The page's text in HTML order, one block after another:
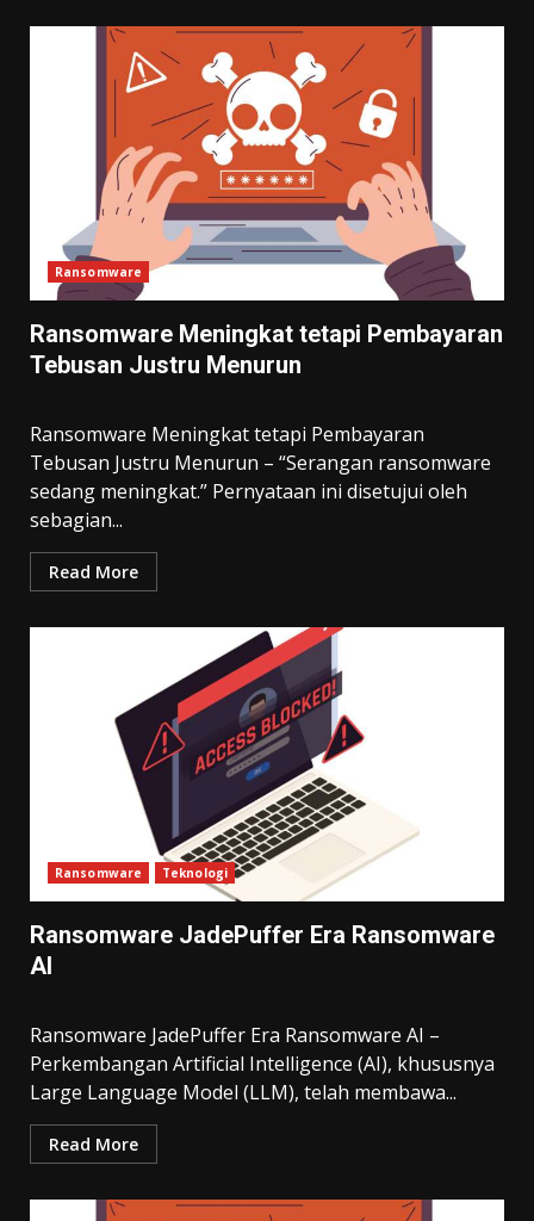
Ransomware
Ransomware Meningkat tetapi Pembayaran
Tebusan Justru Menurun
Ransomware Meningkat tetapi Pembayaran
Tebusan Justru Menurun – “Serangan ransomware
sedang meningkat.” Pernyataan ini disetujui oleh
sebagian...
Read More
Ransomware Teknologi
Ransomware JadePuffer Era Ransomware
AI
Ransomware JadePuffer Era Ransomware AI –
Perkembangan Artificial Intelligence (AI), khususnya
Large Language Model (LLM), telah membawa...
Read More